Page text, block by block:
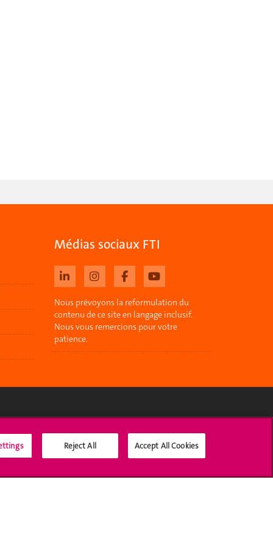
Médias sociaux FTI
Nous prévoyons la reformulation du
contenu de ce site en langage inclusif.
Nous vous remercions pour votre
patience.
Reject All Accept All Cookies